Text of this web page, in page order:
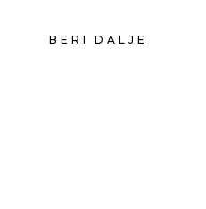
BERI DALJE